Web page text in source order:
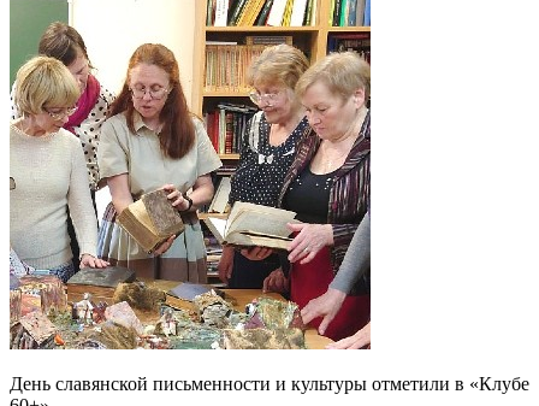
День славянской письменности и культуры отметили в «Клубе